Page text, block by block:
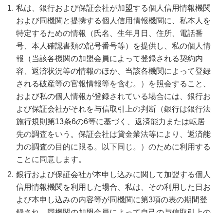
私は、銀行および保証会社が加盟する個人信用情報機関
および同機関と提携する個人信用情報機関に、私本人を
特定するための情報（氏名、生年月日、住所、電話番
号、本人確認書類の記号番号等）を提供し、私の個人情
報（当該各機関の加盟会員によって登録される契約内
容、返済状況等の情報のほか、当該各機関によって登録
される破産等の官報情報等を含む。）を照会すること、
および私の個人情報が登録されている場合には、銀行お
よび保証会社がそれを与信取引上の判断（銀行は銀行法
施行規則第13条6の6等に基づく、返済能力または転居
先の調査をいう。保証会社は貸金業法等により、返済能
力の調査の目的に限る。以下同じ。）のために利用する
ことに同意します。
銀行および保証会社が本申し込みに関して加盟する個人
信用情報機関を利用した場合、私は、その利用した日お
よび本申し込みの内容等が同機関に第3項の表の期間登